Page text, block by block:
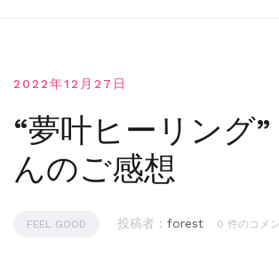
2022年12月27日
“夢叶ヒーリング
んのご感想
FEEL GOOD 投稿者 : forest 0 件のコメ